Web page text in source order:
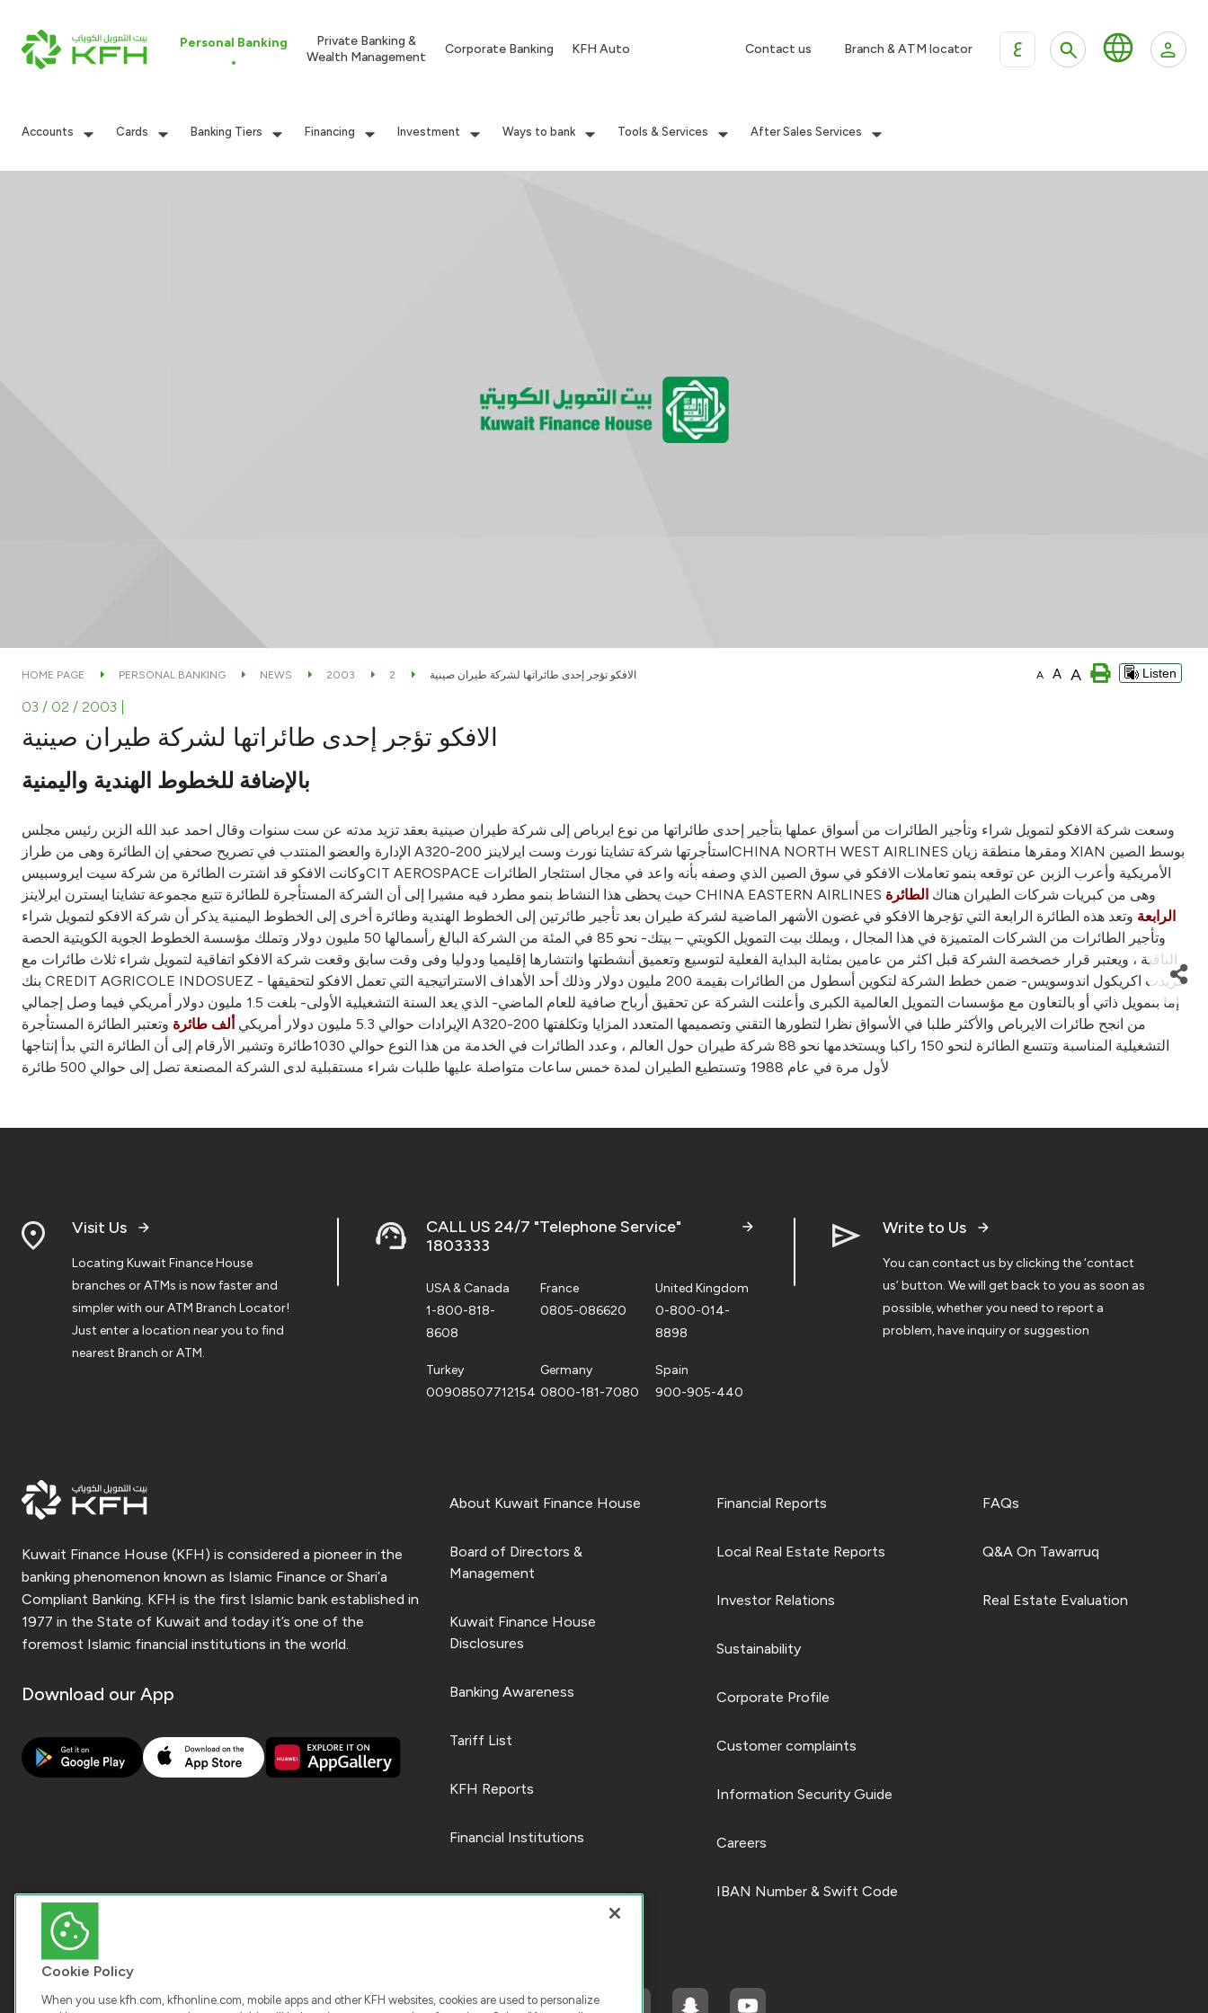
Personal Banking
Private Banking &
Wealth Management
Corporate Banking KFH Auto Contact us Branch & ATM locator ع
Accounts Cards Banking Tiers Financing Investment Ways to bank Tools & Services After Sales Services
HOME PAGE PERSONAL BANKING NEWS 2003 2 الافكو تؤجر إحدى طائراتها لشركة طيران صينية A A A Listen
03 / 02 / 2003
الافكو تؤجر إحدى طائراتها لشركة طيران صينية
بالإضافة للخطوط الهندية واليمنية
وسعت شركة الافكو لتمويل شراء وتأجير الطائرات من أسواق عملها بتأجير إحدى طائراتها من نوع ايرباص إلى شركة طيران صينية بعقد تزيد مدته عن ست سنوات وقال احمد عبد الله الزبن رئيس مجلس
الإدارة والعضو المنتدب في تصريح صحفي إن الطائرة وهى من طراز A320-200 استأجرتها شركة تشاينا نورث وست ايرلاينزCHINA NORTH WEST AIRLINES ومقرها منطقة زيان XIAN بوسط الصين
وكانت الافكو قد اشترت الطائرة من شركة سيت ايروسبيسCIT AEROSPACE الأمريكية وأعرب الزبن عن توقعه بنمو تعاملات الافكو في سوق الصين الذي وصفه بأنه واعد في مجال استئجار الطائرات
حيث يحظى هذا النشاط بنمو مطرد فيه مشيرا إلى أن الشركة المستأجرة للطائرة تتبع مجموعة تشاينا ايسترن ايرلاينز CHINA EASTERN AIRLINES وهى من كبريات شركات الطيران هناك الطائرة
الرابعة وتعد هذه الطائرة الرابعة التي تؤجرها الافكو في غضون الأشهر الماضية لشركة طيران بعد تأجير طائرتين إلى الخطوط الهندية وطائرة أخرى إلى الخطوط اليمنية يذكر أن شركة الافكو لتمويل شراء
وتأجير الطائرات من الشركات المتميزة في هذا المجال ، ويملك بيت التمويل الكويتي – بيتك- نحو 85 في المئة من الشركة البالغ رأسمالها 50 مليون دولار وتملك مؤسسة الخطوط الجوية الكويتية الحصة
الباقية ، ويعتبر قرار خصخصة الشركة قبل اكثر من عامين بمثابة البداية الفعلية لتوسيع وتعميق أنشطتها وانتشارها إقليميا ودوليا وفى وقت سابق وقعت شركة الافكو اتفاقية لتمويل شراء ثلاث طائرات مع
بنك CREDIT AGRICOLE INDOSUEZ - كريدت اكريكول اندوسويس- ضمن خطط الشركة لتكوين أسطول من الطائرات بقيمة 200 مليون دولار وذلك أحد الأهداف الاستراتيجية التي تعمل الافكو لتحقيقها
إما بتمويل ذاتي أو بالتعاون مع مؤسسات التمويل العالمية الكبرى وأعلنت الشركة عن تحقيق أرباح صافية للعام الماضي- الذي يعد السنة التشغيلية الأولى- بلغت 1.5 مليون دولار أمريكي فيما وصل إجمالي
الإيرادات حوالي 5.3 مليون دولار أمريكي
ألف طائرة وتعتبر الطائرة المستأجرة A320-200 من انجح طائرات الايرباص والأكثر طلبا في الأسواق نظرا لتطورها التقني وتصميمها المتعدد المزايا وتكلفتها
التشغيلية المناسبة وتتسع الطائرة لنحو 150 راكبا ويستخدمها نحو 88 شركة طيران حول العالم ، وعدد الطائرات في الخدمة من هذا النوع حوالي 1030طائرة وتشير الأرقام إلى أن الطائرة التي بدأ إنتاجها
لأول مرة في عام 1988 وتستطيع الطيران لمدة خمس ساعات متواصلة عليها طلبات شراء مستقبلية لدى الشركة المصنعة تصل إلى حوالي 500 طائرة
Visit Us
Locating Kuwait Finance House
branches or ATMs is now faster and
simpler with our ATM Branch Locator!
Just enter a location near you to find
nearest Branch or ATM.
CALL US 24/7 "Telephone Service"
1803333
USA & Canada
1-800-818-
8608
France
0805-086620
United Kingdom
0-800-014-
8898
Turkey
00908507712154
Germany
0800-181-7080
Spain
900-905-440
Write to Us
You can contact us by clicking the ‘contact
us’ button. We will get back to you as soon as
possible, whether you need to report a
problem, have inquiry or suggestion
Kuwait Finance House (KFH) is considered a pioneer in the
banking phenomenon known as Islamic Finance or Shari’a
Compliant Banking. KFH is the first Islamic bank established in
1977 in the State of Kuwait and today it’s one of the
foremost Islamic financial institutions in the world.
Download our App
About Kuwait Finance House
Board of Directors &
Management
Kuwait Finance House
Disclosures
Banking Awareness
Tariff List
KFH Reports
Financial Institutions
Financial Reports
Local Real Estate Reports
Investor Relations
Sustainability
Corporate Profile
Customer complaints
Information Security Guide
Careers
IBAN Number & Swift Code
FAQs
Q&A On Tawarruq
Real Estate Evaluation
Cookie Policy
When you use kfh.com, kfhonline.com, mobile apps and other KFH websites, cookies are used to personalize